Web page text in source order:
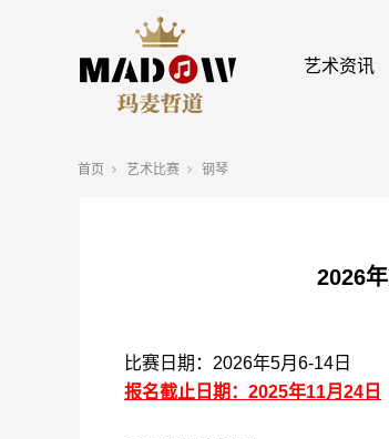
艺术资讯
首页 艺术比赛 钢琴
2026
比赛日期：2026年5月6-14日
报名截止日期：2025年11月24日